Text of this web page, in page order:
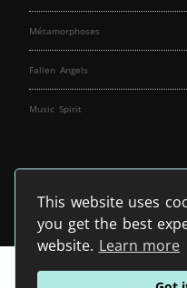
This website uses
you get the best
website. Learn more
Métamorphoses
Fallen Angels
Music Spirit